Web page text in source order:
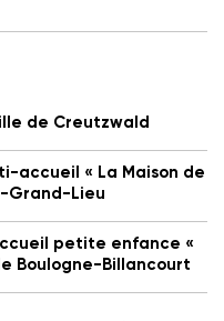
de Creutzwald
accueil « La Maison de
Grand-Lieu
petite enfance «
Boulogne-Billancourt